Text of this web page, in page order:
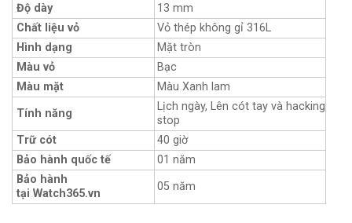
Độ dày
13 mm
Chất liệu vỏ
Vỏ thép không gỉ 316L
Hình dạng
Mặt tròn
Màu vỏ
Bạc
Màu mặt
Màu Xanh lam
Tính năng
Lịch ngày, Lên cót tay và hacking
stop
Trữ cót
40 giờ
Bảo hành quốc tế
01 năm
Bảo hành
tại Watch365.vn
05 năm